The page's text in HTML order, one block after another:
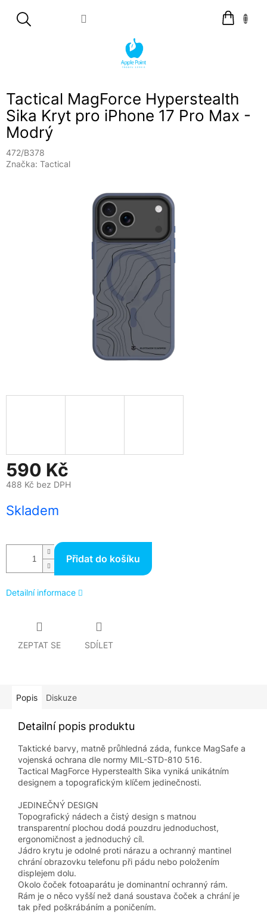
Nákupní
košík
Tactical MagForce Hyperstealth
Sika Kryt pro iPhone 17 Pro Max -
Modrý
472/B378
Značka: Tactical
590 Kč
488 Kč bez DPH
cena:
Skladem
Přidat do košíku
Detailní informace
ZEPTAT SE SDÍLET
Popis Diskuze
Detailní popis produktu
Taktické barvy, matně průhledná záda, funkce MagSafe a
vojenská ochrana dle normy MIL-STD-810 516.
Tactical MagForce Hyperstealth Sika vyniká unikátním
designem a topografickým klíčem jedinečnosti.
JEDINEČNÝ DESIGN
Topografický nádech a čistý design s matnou
transparentní plochou dodá pouzdru jednoduchost,
ergonomičnost a jednoduchý cíl.
Jádro krytu je odolné proti nárazu a ochranný mantinel
chrání obrazovku telefonu při pádu nebo položením
displejem dolu.
Okolo čoček fotoaparátu je dominantní ochranný rám.
Rám je o něco vyšší než daná soustava čoček a chrání je
tak před poškrábáním a poničením.